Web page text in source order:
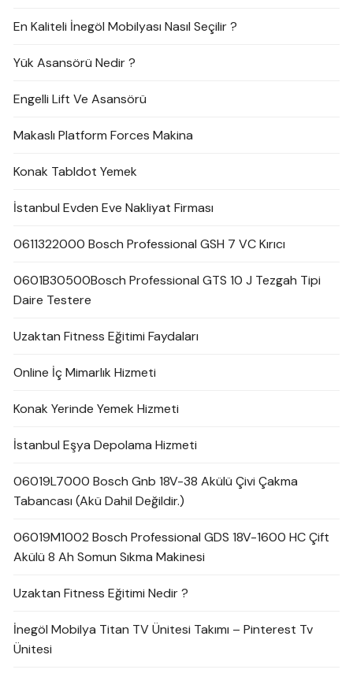
En Kaliteli İnegöl Mobilyası Nasıl Seçilir ?
Yük Asansörü Nedir ?
Engelli Lift Ve Asansörü
Makaslı Platform Forces Makina
Konak Tabldot Yemek
İstanbul Evden Eve Nakliyat Firması
0611322000 Bosch Professional GSH 7 VC Kırıcı
0601B30500Bosch Professional GTS 10 J Tezgah Tipi
Daire Testere
Uzaktan Fitness Eğitimi Faydaları
Online İç Mimarlık Hizmeti
Konak Yerinde Yemek Hizmeti
İstanbul Eşya Depolama Hizmeti
06019L7000 Bosch Gnb 18V-38 Akülü Çivi Çakma
Tabancası (Akü Dahil Değildir.)
06019M1002 Bosch Professional GDS 18V-1600 HC Çift
Akülü 8 Ah Somun Sıkma Makinesi
Uzaktan Fitness Eğitimi Nedir ?
İnegöl Mobilya Titan TV Ünitesi Takımı – Pinterest Tv
Ünitesi